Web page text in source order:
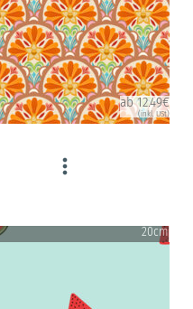
ab 12.49€
(inkl. USt)
20cm